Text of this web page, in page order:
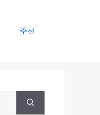
추천